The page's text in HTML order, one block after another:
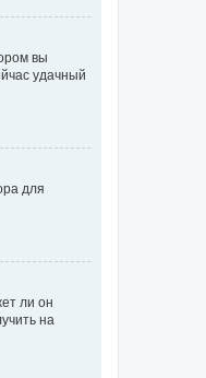
вы
удачный
для
ли он
на